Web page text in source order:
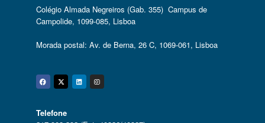
Colégio Almada Negreiros (Gab. 355) Campus de
Campolide, 1099-085, Lisboa
Morada postal: Av. de Berna, 26 C, 1069-061, Lisboa
Facebook
Twitter
Linkedin
Instagram
Telefone